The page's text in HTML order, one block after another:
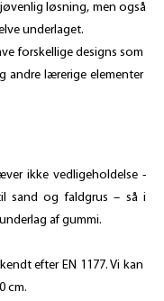
løsning, men også
underlaget.
forskellige designs som
andre lærerige elementer
ikke vedligeholdelse -
sand og faldgrus – så i
af gummi.
efter EN 1177. Vi kan
cm.